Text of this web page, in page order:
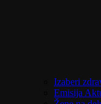
Izaberi
Emisija